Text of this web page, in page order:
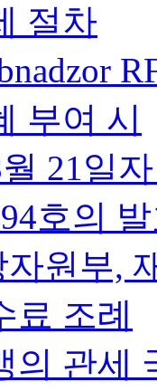
절차
부여 시
21일
호의
원부,
료 조례
의 관세